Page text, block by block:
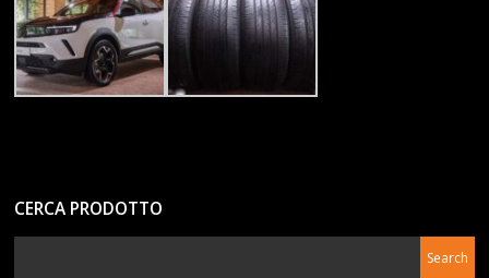
CERCA PRODOTTO